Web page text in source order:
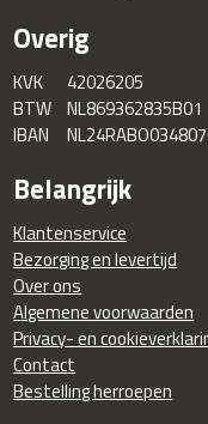
Overig
KVK
42026205
BTW NL869362835B01
IBAN
Belangrijk
Klantenservice
Bezorging en levertijd
Over ons
Algemene voorwaarden
Privacy- en
Contact
Bestelling herroepen